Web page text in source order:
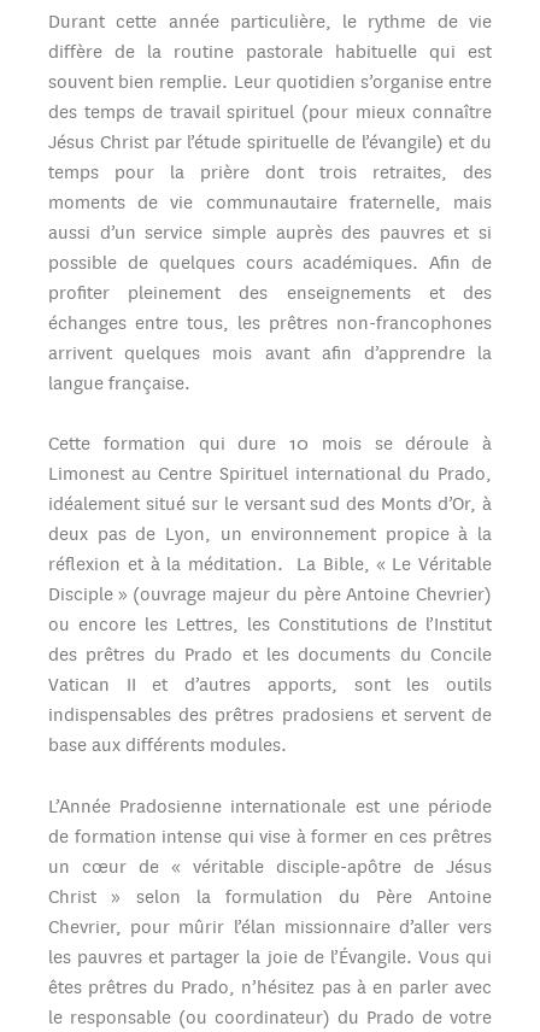
Durant cette année particulière, le rythme de vie
diffère de la routine pastorale habituelle qui est
souvent bien remplie. Leur quotidien s’organise entre
des temps de travail spirituel (pour mieux connaître
Jésus Christ par l’étude spirituelle de l’évangile) et du
temps pour la prière dont trois retraites, des
moments de vie communautaire fraternelle, mais
aussi d’un service simple auprès des pauvres et si
possible de quelques cours académiques. Afin de
profiter pleinement des enseignements et des
échanges entre tous, les prêtres non-francophones
arrivent quelques mois avant afin d’apprendre la
langue française.
Cette formation qui dure 10 mois se déroule à
Limonest au Centre Spirituel international du Prado,
idéalement situé sur le versant sud des Monts d’Or, à
deux pas de Lyon, un environnement propice à la
réflexion et à la méditation. La Bible, « Le Véritable
Disciple » (ouvrage majeur du père Antoine Chevrier)
ou encore les Lettres, les Constitutions de l’Institut
des prêtres du Prado et les documents du Concile
Vatican II et d’autres apports, sont les outils
indispensables des prêtres pradosiens et servent de
base aux différents modules.
L’Année Pradosienne internationale est une période
de formation intense qui vise à former en ces prêtres
un cœur de « véritable disciple-apôtre de Jésus
Christ » selon la formulation du Père Antoine
Chevrier, pour mûrir l’élan missionnaire d’aller vers
les pauvres et partager la joie de l’Évangile. Vous qui
êtes prêtres du Prado, n’hésitez pas à en parler avec
le responsable (ou coordinateur) du Prado de votre